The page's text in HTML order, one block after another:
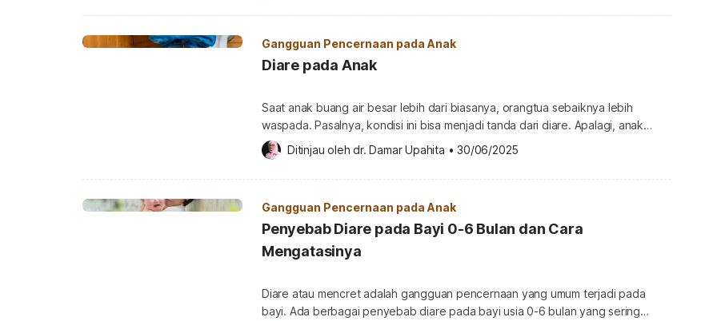
alami bisa menjadi pilihan obat yang paling tepat. Ketahui apa saja obat alami
Gangguan Pencernaan pada Anak
Diare pada Anak
Saat anak buang air besar lebih dari biasanya, orangtua sebaiknya lebih
waspada. Pasalnya, kondisi ini bisa menjadi tanda dari diare. Apalagi, anak
lebih rentan mengalami kondisi ini. Apa saja penyebab diare pada anak dan
bagaimana cara mengatasinya? Simak penjelasan lengkapnya di bawah ini!
Apa itu diare pada anak? Diare atau mencret pada anak adalah kondisi saat si
Ditinjau oleh dr. Damar Upahita • 30/06/2025
Gangguan Pencernaan pada Anak
Penyebab Diare pada Bayi 0-6 Bulan dan Cara
Mengatasinya
Diare atau mencret adalah gangguan pencernaan yang umum terjadi pada
bayi. Ada berbagai penyebab diare pada bayi usia 0-6 bulan yang sering